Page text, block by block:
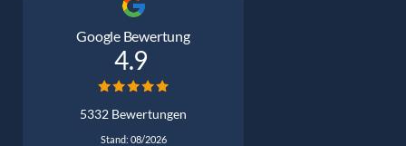
Google Bewertung
4.9
5332 Bewertungen
Stand: 08/2026